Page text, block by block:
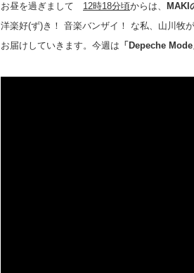
お昼を過ぎまして 12時18分頃からは、 MAKI
洋楽好(ず)き！ 音楽バンザイ！ な私、山川牧
お届けしていきます。今週は 「 Depeche Mode